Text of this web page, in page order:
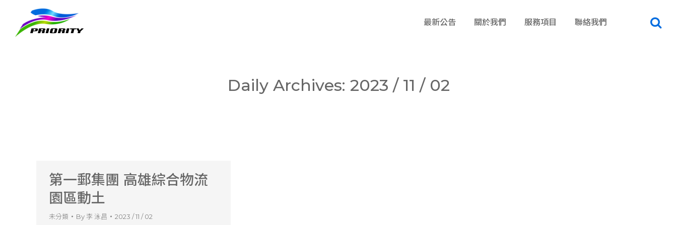
最新公告 關於我們 服務項目 聯絡我們
Daily Archives: 2023 / 11 / 02
第一郵集團 高雄綜合物流
園區動土
未分類 By李 泳昌 2023 / 11 / 02